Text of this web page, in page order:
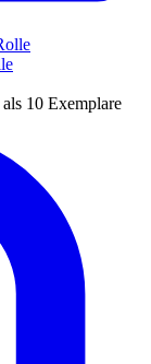
10 Exemplare